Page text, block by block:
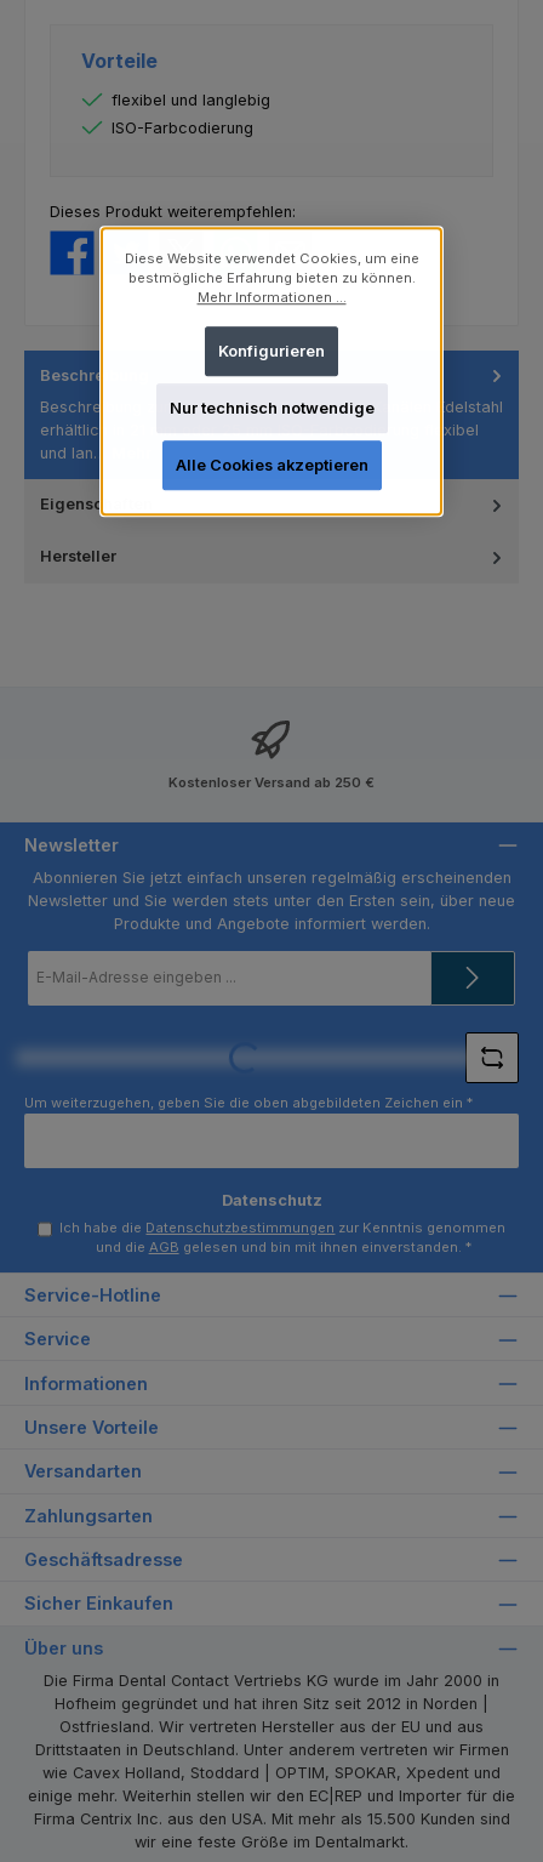
Vorteile
flexibel und langlebig
ISO-Farbcodierung
Dieses Produkt weiterempfehlen:
Beschreibung
Beschreibung zum Reinigen und Formen von Kanälen Edelstahl
erhältlich in 21 mm oder 25 mm ISO-Farbcodierung flexibel
und lan…
Eigenschaften
Hersteller
Kostenloser Versand ab 250 €
Newsletter
Abonnieren Sie jetzt einfach unseren regelmäßig erscheinenden
Newsletter und Sie werden stets unter den Ersten sein, über neue
Produkte und Angebote informiert werden.
Mail-
Loading...
Um weiterzugehen, geben Sie die oben abgebildeten Zeichen ein *
Datenschutz
Ich habe die Datenschutzbestimmungen zur Kenntnis genommen
und die AGB gelesen und bin mit ihnen einverstanden. *
Service-Hotline
Service
Informationen
Unsere Vorteile
Versandarten
Zahlungsarten
Geschäftsadresse
Sicher Einkaufen
Über uns
Die Firma Dental Contact Vertriebs KG wurde im Jahr 2000 in
Hofheim gegründet und hat ihren Sitz seit 2012 in Norden |
Ostfriesland. Wir vertreten Hersteller aus der EU und aus
Drittstaaten in Deutschland. Unter anderem vertreten wir Firmen
wie Cavex Holland, Stoddard | OPTIM, SPOKAR, Xpedent und
einige mehr. Weiterhin stellen wir den EC|REP und Importer für die
Firma Centrix Inc. aus den USA. Mit mehr als 15.500 Kunden sind
wir eine feste Größe im Dentalmarkt.
Diese Website verwendet Cookies, um eine
bestmögliche Erfahrung bieten zu können.
Mehr Informationen ...
Nur technisch notwendige
Konfigurieren
Alle Cookies akzeptieren